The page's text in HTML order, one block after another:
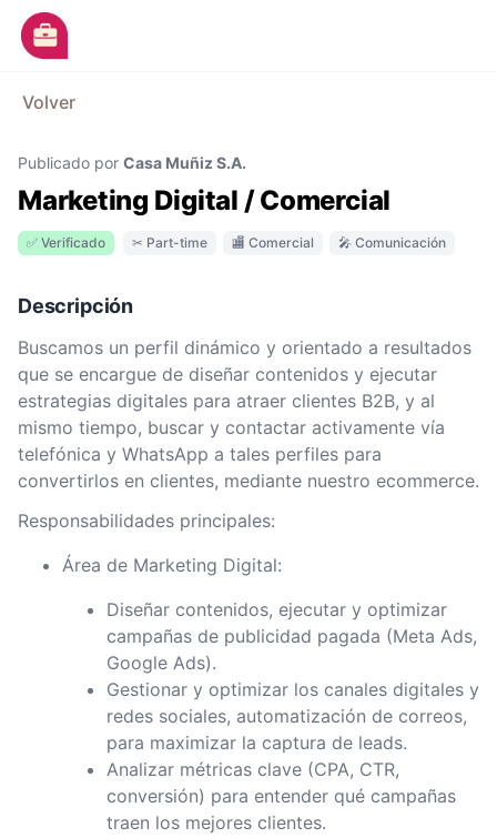
Ir al contenido principal
Categorías
Empresas
Blog
Dejá tu CV
Volver
Publicado por Casa Muñiz S.A.
Marketing Digital / Comercial
✅ Verificado ✂ Part-time 🏬 Comercial 🎤 Comunicación
Descripción
Buscamos un perfil dinámico y orientado a resultados
que se encargue de diseñar contenidos y ejecutar
estrategias digitales para atraer clientes B2B, y al
mismo tiempo, buscar y contactar activamente vía
telefónica y WhatsApp a tales perfiles para
convertirlos en clientes, mediante nuestro ecommerce.
Responsabilidades principales:
Área de Marketing Digital:
Diseñar contenidos, ejecutar y optimizar
campañas de publicidad pagada (Meta Ads,
Google Ads).
Gestionar y optimizar los canales digitales y
redes sociales, automatización de correos,
para maximizar la captura de leads.
Analizar métricas clave (CPA, CTR,
conversión) para entender qué campañas
traen los mejores clientes.